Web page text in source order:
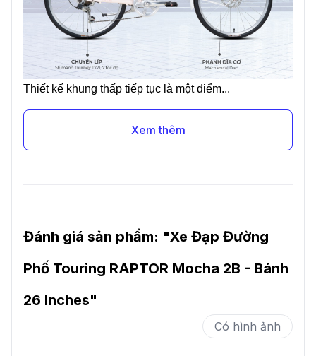
Thiết kế khung thấp tiếp tục là một điểm...
Xem thêm
Đánh giá sản phẩm: "Xe Đạp Đường
Phố Touring RAPTOR Mocha 2B - Bánh
26 Inches"
Có hình ảnh